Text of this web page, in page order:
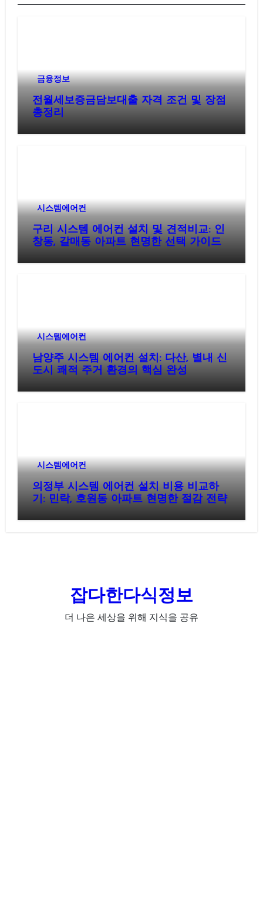
금융정보
전월세보증금담보대출 자격 조건 및 장점
총정리
시스템에어컨
구리 시스템 에어컨 설치 및 견적비교: 인
창동, 갈매동 아파트 현명한 선택 가이드
시스템에어컨
남양주 시스템 에어컨 설치: 다산, 별내 신
도시 쾌적 주거 환경의 핵심 완성
시스템에어컨
의정부 시스템 에어컨 설치 비용 비교하
기: 민락, 호원동 아파트 현명한 절감 전략
잡다한다식정보
더 나은 세상을 위해 지식을 공유